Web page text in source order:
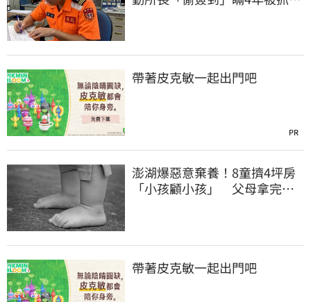
帶著皮克敏一起出門吧
PR
澎湖爆惡意棄養！8童擠4坪房
「小孩顧小孩」 父母拿完補
帶著皮克敏一起出門吧